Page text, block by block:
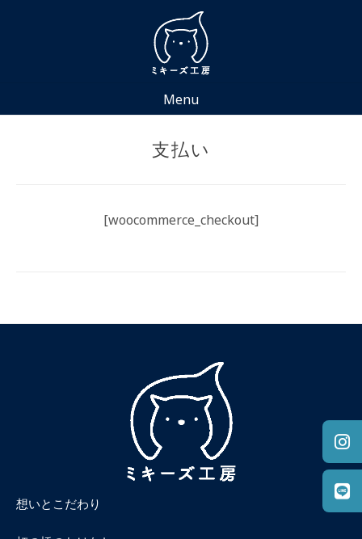
Menu
支払い
[woocommerce_checkout]
想いとこだわり